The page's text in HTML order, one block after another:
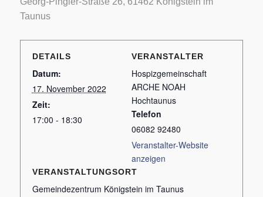
Taunus
DETAILS
Datum:
17. November 2022
Zeit:
17:00 - 18:30
VERANSTALTUNGSORT
Gemeindezentrum Königstein im Taunus
VERANSTALTER
Hospizgemeinschaft
ARCHE NOAH
Hochtaunus
Telefon
06082 92480
Veranstalter-Website
anzeigen